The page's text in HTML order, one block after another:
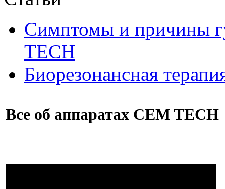
Симптомы и причины
ТЕСН
Биорезонансная
Все об аппаратах CEM TECH